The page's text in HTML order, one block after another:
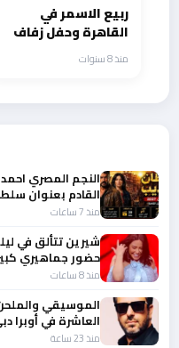
ربيع الاسمر في
القاهرة وحفل زفاف
خيري كبيرمنذ 8 سنوات
النجم المصري
القادم بعنوان
منذ 7 ساعات
شيرين تتألق في
حضور جماهيري
منذ 8 ساعات
الموسيقي
العاشرة في أوبرا
منذ 23 ساعة